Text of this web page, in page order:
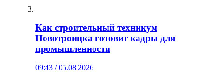
Как строительный техникум
Новотроицка готовит кадры для
промышленности
09:43 / 05.08.2026